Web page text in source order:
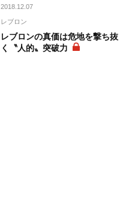
2018.12.07
レブロン
レブロンの真価は危地を撃ち抜
く〝人的〟突破力